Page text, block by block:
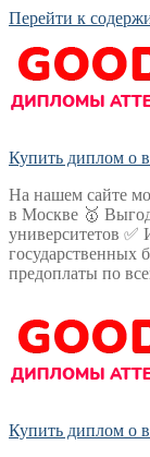
Перейти к
Купить диплом о
На нашем сайте
в Москве 🥇
университетов ✅
государственных
предоплаты по
Купить диплом о